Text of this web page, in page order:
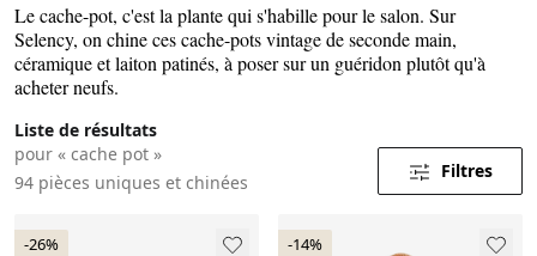
Le cache-pot, c'est la plante qui s'habille pour le salon. Sur
Selency, on chine ces cache-pots vintage de seconde main,
céramique et laiton patinés, à poser sur un guéridon plutôt qu'à
acheter neufs.
Liste de résultats
pour « cache pot »
94 pièces uniques et chinées
Filtres
-26% -14%